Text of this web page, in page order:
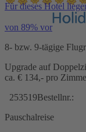
Für dieses Hotel
von 89% vor
8- bzw. 9-tägige
Upgrade auf
ca. € 134,- pro
253519Bestellnr.:
Pauschalreise